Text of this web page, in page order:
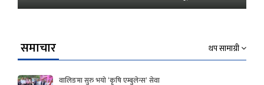
समाचार थप सामाग्री
वालिङमा सुरु भयो ‘कृषि एम्बुलेन्स’ सेवा